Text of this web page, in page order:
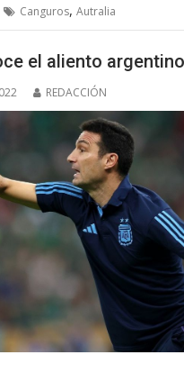
Canguros, Autralia
el aliento
REDACCIÓN